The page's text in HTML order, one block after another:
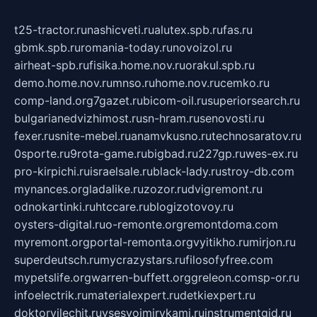
t25-tractor.runashicveti.rualutex.spb.rufas.ru
gbmk.spb.ruromania-today.runovoizol.ru
airheat-spb.rufisika.home.nov.ruorakul.spb.ru
demo.home.nov.rumnso.ruhome.nov.rucemko.ru
comp-land.org7gazet.rubicom-oil.rusuperiorsearch.ru
bulgarianedvizhimost.rusn-hram.rusenovosti.ru
fexer.rusnite-mebel.ruanamvkusno.rutechnosaratov.ru
0sporte.ru9rota-game.rubigbad.ru227gp.ruwes-ex.ru
pro-kirpichi.ruisraelsale.rublack-lady.rustroy-db.com
mynances.orgladalike.ruzozor.rudvigremont.ru
odnokartinki.ruhtccare.rublogizotovoy.ru
oysters-digital.ruo-remonte.orgremontdoma.com
myremont.orgportal-remonta.orgvyitikho.rumirjon.ru
superdeutsch.rumycrazystars.rufilosofyfree.com
mypetslife.orgwarren-buffett.orggreleon.comsp-or.ru
infoelectrik.rumaterialexpert.rudetkiexpert.ru
doktorvilechit.ruvsesvoimirykami.ruinstrumentgid.ru